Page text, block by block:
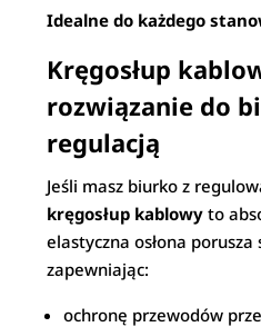
Idealne do każdego
Kręgosłup
rozwiązanie do
regulacją
Jeśli masz biurko z
kręgosłup kablowy to
elastyczna osłona
zapewniając:
ochronę przewodów